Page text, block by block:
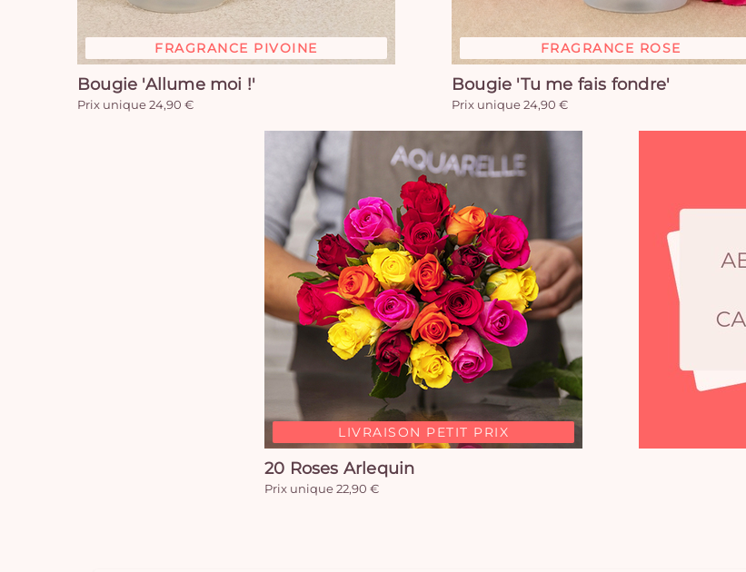
FRAGRANCE PIVOINE
Bougie 'Allume moi !'
Prix unique 24,90 €
FRAGRANCE ROSE
Bougie 'Tu me fais fondre'
Prix unique 24,90 €
LIVRAISON PETIT PRIX
20 Roses Arlequin
Prix unique 22,90 €